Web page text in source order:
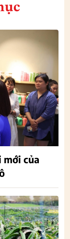
mới của